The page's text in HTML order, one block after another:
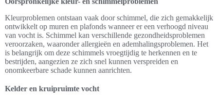
Kleurproblemen ontstaan vaak door schimmel, die zich gemakkelijk
ontwikkelt op muren en plafonds wanneer er een verhoogd niveau
van vocht is. Schimmel kan verschillende gezondheidsproblemen
veroorzaken, waaronder allergieën en ademhalingsproblemen. Het
is belangrijk om deze schimmels vroegtijdig te herkennen en te
bestrijden, aangezien ze zich snel kunnen verspreiden en
onomkeerbare schade kunnen aanrichten.
Kelder en kruipruimte vocht